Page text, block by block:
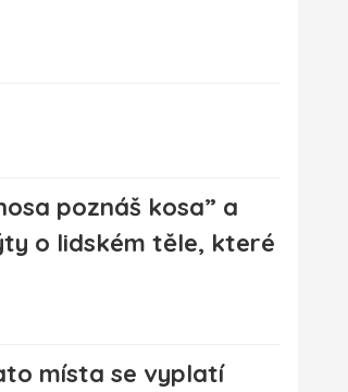
poznáš kosa” a
o lidském těle, které
místa se vyplatí